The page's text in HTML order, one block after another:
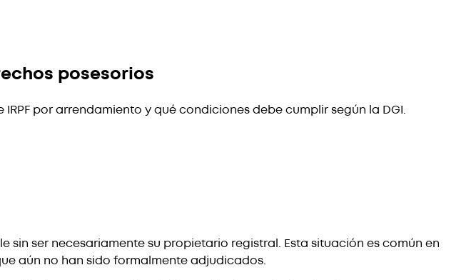
posesorios
por arrendamiento y qué condiciones debe cumplir según la DGI.
sin ser necesariamente su propietario registral. Esta situación es común en
aún no han sido formalmente adjudicados.